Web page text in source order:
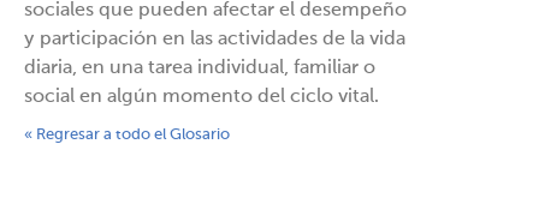
sociales que pueden afectar el desempeño
y participación en las actividades de la vida
diaria, en una tarea individual, familiar o
social en algún momento del ciclo vital.
« Regresar a todo el Glosario